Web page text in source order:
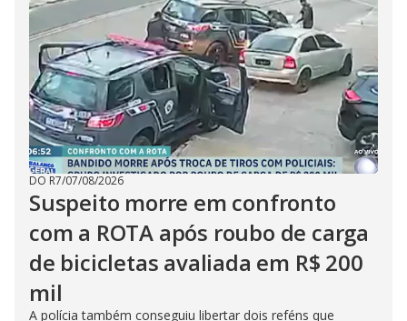
DO R7/07/08/2026
Suspeito morre em confronto
com a ROTA após roubo de carga
de bicicletas avaliada em R$ 200
mil
A polícia também conseguiu libertar dois reféns que